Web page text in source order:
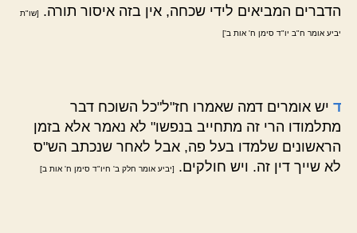
הדברים המביאים לידי שכחה, אין בזה איסור תורה.
[שו"ת
יביע אומר ח"ב יו"ד סימן ח' אות ב']
ד יש אומרים דמה שאמרו חז"ל"כל השוכח דבר
מתלמודו הרי זה מתחייב בנפשו" לא נאמר אלא בזמן
הראשונים שלמדו בעל פה, אבל לאחר שנכתב הש"ס
לא שייך דין זה. ויש חולקים.
[יביע אומר חלק ב' חיו"ד סימן ח' אות ב]